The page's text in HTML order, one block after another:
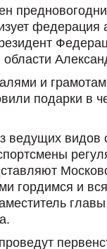
федерация
области
и
подарки в
ведущих видов
гордимся и
главы